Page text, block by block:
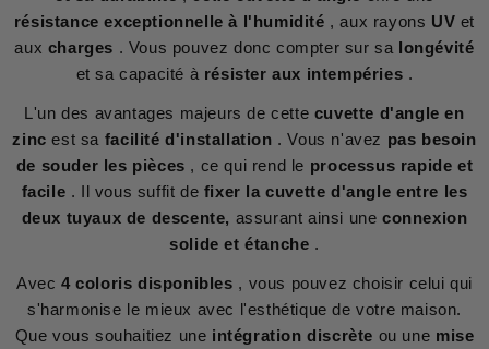
résistance exceptionnelle à l'humidité , aux rayons UV et
aux charges . Vous pouvez donc compter sur sa longévité
et sa capacité à résister aux intempéries .
L'un des avantages majeurs de cette cuvette d'angle en
zinc est sa facilité d'installation . Vous n'avez pas besoin
de souder les pièces , ce qui rend le processus rapide et
facile . Il vous suffit de fixer la cuvette d'angle entre les
deux tuyaux de descente, assurant ainsi une connexion
solide et étanche .
Avec4 coloris disponibles , vous pouvez choisir celui qui
s'harmonise le mieux avec l'esthétique de votre maison.
Que vous souhaitiez une intégration discrète ou une mise